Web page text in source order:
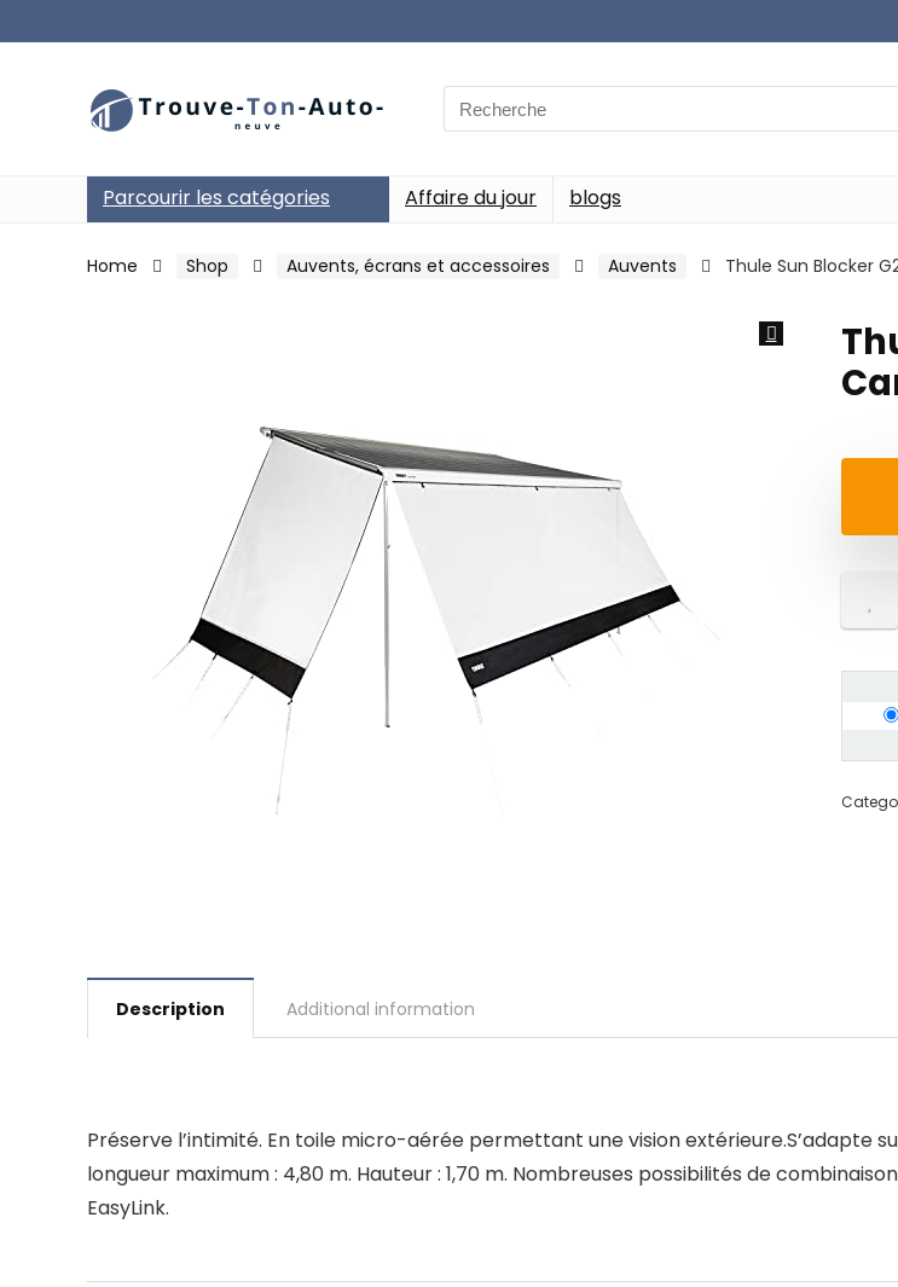
Search
for:
Parcourir les catégories Affaire du jour blogs
Home Shop Auvents, écrans et accessoires Auvents Thule Sun Blocker
Description Additional information
Préserve l’intimité. En toile micro-aérée permettant une vision extérieure.S’adapte
longueur maximum : 4,80 m. Hauteur : 1,70 m. Nombreuses possibilités de
EasyLink.